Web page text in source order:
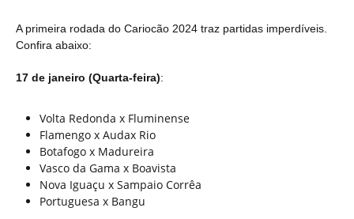
A primeira rodada do Cariocão 2024 traz partidas imperdíveis.
Confira abaixo:
17 de janeiro (Quarta-feira):
Volta Redonda x Fluminense
Flamengo x Audax Rio
Botafogo x Madureira
Vasco da Gama x Boavista
Nova Iguaçu x Sampaio Corrêa
Portuguesa x Bangu